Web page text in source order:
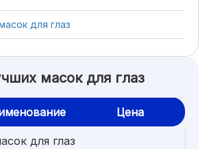
для глаз
масок для глаз
Цена
для глаз